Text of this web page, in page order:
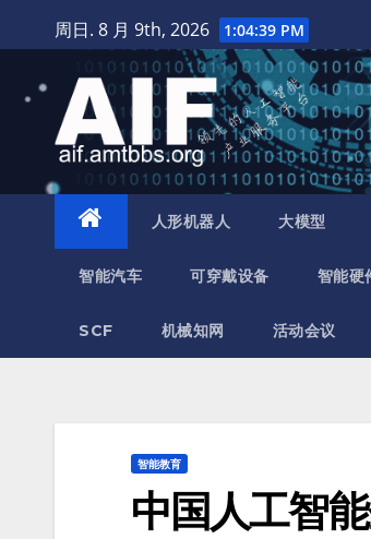
至
周日. 8 月 9th, 2026 1:04:40 PM
人形机器人 大模型
智能汽车 可穿戴设备 智能硬
SCF 机械知网 活动会议
智能教育
中国人工智